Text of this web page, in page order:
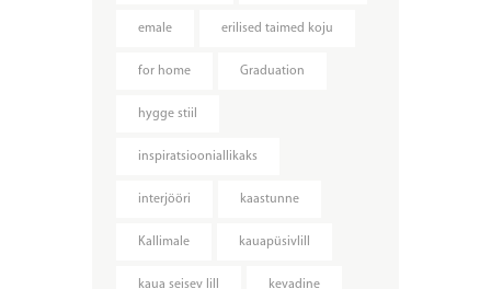
emale erilised taimed koju
for home Graduation
hygge stiil
inspiratsiooniallikaks
interjööri kaastunne
Kallimale kauapüsivlill
kaua seisev lill kevadine